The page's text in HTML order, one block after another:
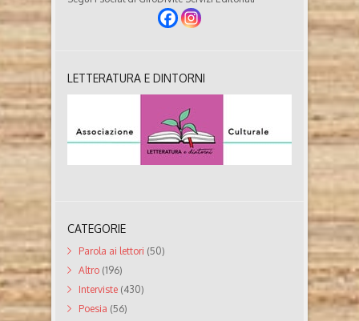
LETTERATURA E DINTORNI
CATEGORIE
Parola ai lettori (50)
Altro (196)
Interviste (430)
Poesia (56)